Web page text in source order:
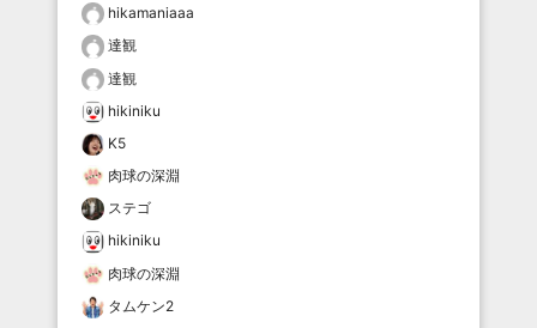
hikamaniaaa
達観
達観
hikiniku
K5
肉球の深淵
ステゴ
hikiniku
肉球の深淵
タムケン2